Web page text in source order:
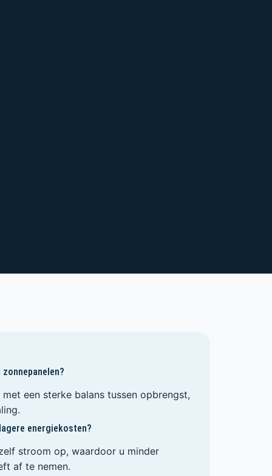
een sterke balans tussen opbrengst,
energiekosten?
stroom op, waardoor u minder
af te nemen.